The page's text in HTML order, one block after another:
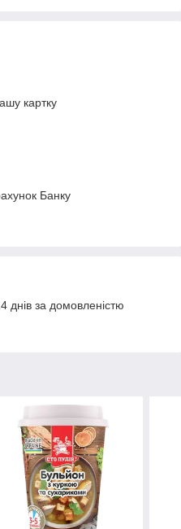
картку
Банку
днів за домовленістю